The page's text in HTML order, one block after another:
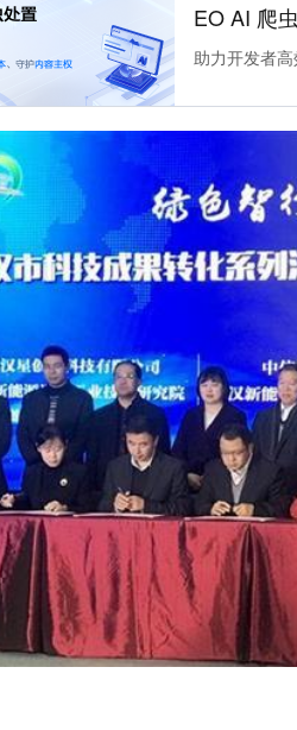
EO AI 爬
助力开发者